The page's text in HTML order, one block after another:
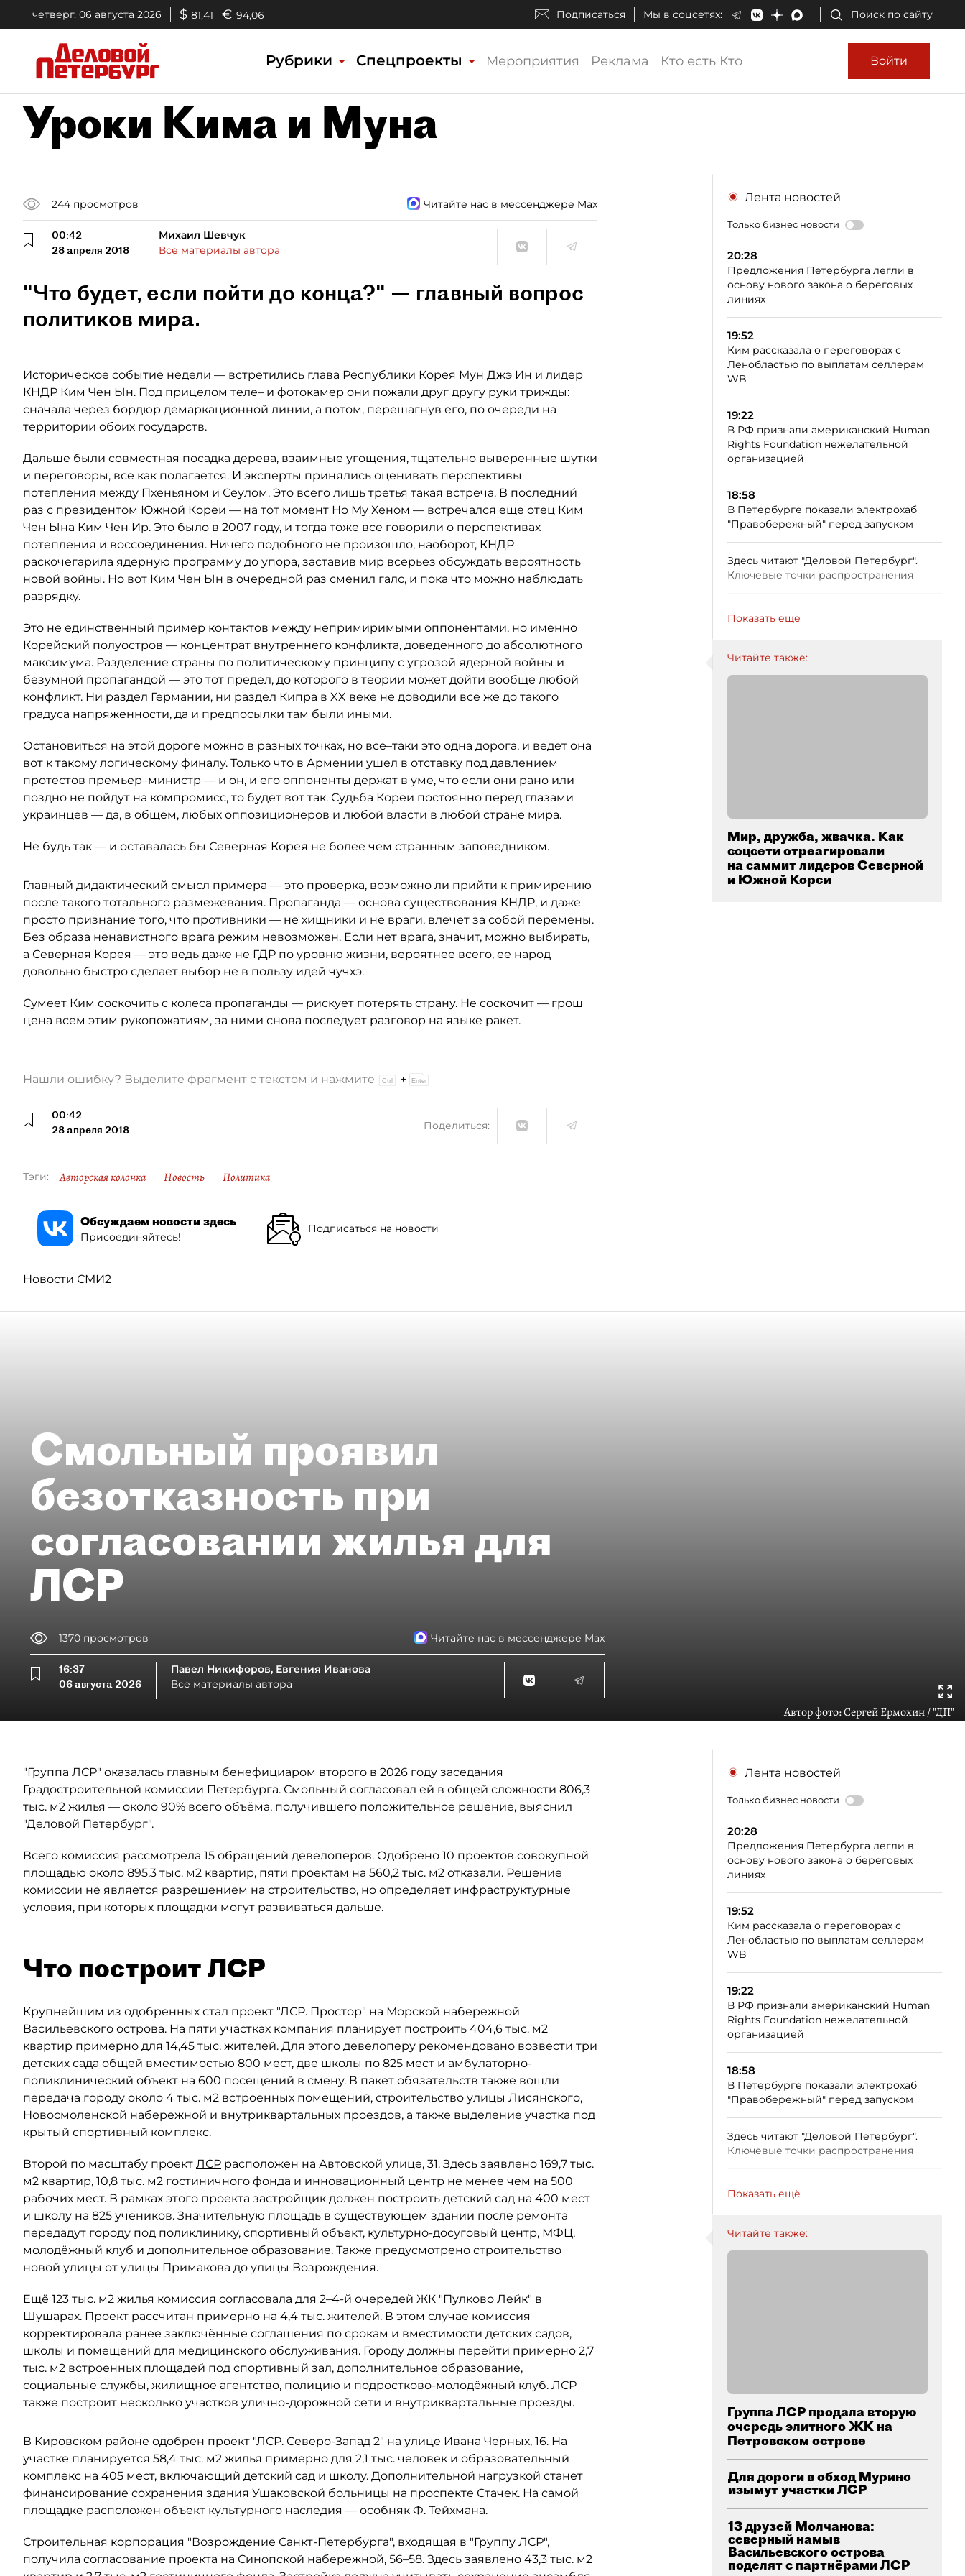
четверг, 06 августа 2026 $ 81,41 € 94,06 Подписаться Мы в соцсетях: Поиск по сайту
Рубрики Спецпроекты Мероприятия Реклама Кто есть Кто Войти
Уроки Кима и Муна
244 просмотров Читайте нас в мессенджере Max
00:42
28 апреля 2018
Михаил Шевчук
Все материалы автора
"Что будет, если пойти до конца?" — главный вопрос
политиков мира.
Историческое событие недели — встретились глава Республики Корея Мун Джэ Ин и лидер
КНДР Ким Чен Ын. Под прицелом теле– и фотокамер они пожали друг другу руки трижды:
сначала через бордюр демаркационной линии, а потом, перешагнув его, по очереди на
территории обоих государств.
Дальше были совместная посадка дерева, взаимные угощения, тщательно выверенные шутки
и переговоры, все как полагается. И эксперты принялись оценивать перспективы
потепления между Пхеньяном и Сеулом. Это всего лишь третья такая встреча. В последний
раз с президентом Южной Кореи — на тот момент Но Му Хеном — встречался еще отец Ким
Чен Ына Ким Чен Ир. Это было в 2007 году, и тогда тоже все говорили о перспективах
потепления и воссоединения. Ничего подобного не произошло, наоборот, КНДР
раскочегарила ядерную программу до упора, заставив мир всерьез обсуждать вероятность
новой войны. Но вот Ким Чен Ын в очередной раз сменил галс, и пока что можно наблюдать
разрядку.
Это не единственный пример контактов между непримиримыми оппонентами, но именно
Корейский полуостров — концентрат внутреннего конфликта, доведенного до абсолютного
максимума. Разделение страны по политическому принципу с угрозой ядерной войны и
безумной пропагандой — это тот предел, до которого в теории может дойти вообще любой
конфликт. Ни раздел Германии, ни раздел Кипра в XX веке не доводили все же до такого
градуса напряженности, да и предпосылки там были иными.
Остановиться на этой дороге можно в разных точках, но все–таки это одна дорога, и ведет она
вот к такому логическому финалу. Только что в Армении ушел в отставку под давлением
протестов премьер–министр — и он, и его оппоненты держат в уме, что если они рано или
поздно не пойдут на компромисс, то будет вот так. Судьба Кореи постоянно перед глазами
украинцев — да, в общем, любых оппозиционеров и любой власти в любой стране мира.
Не будь так — и оставалась бы Северная Корея не более чем странным заповедником.
Главный дидактический смысл примера — это проверка, возможно ли прийти к примирению
после такого тотального размежевания. Пропаганда — основа существования КНДР, и даже
просто признание того, что противники — не хищники и не враги, влечет за собой перемены.
Без образа ненавистного врага режим невозможен. Если нет врага, значит, можно выбирать,
а Северная Корея — это ведь даже не ГДР по уровню жизни, вероятнее всего, ее народ
довольно быстро сделает выбор не в пользу идей чучхэ.
Сумеет Ким соскочить с колеса пропаганды — рискует потерять страну. Не соскочит — грош
цена всем этим рукопожатиям, за ними снова последует разговор на языке ракет.
Лента новостей
Только бизнес новости
20:28
Предложения Петербурга легли в
основу нового закона о береговых
линиях
19:52
Ким рассказала о переговорах с
Ленобластью по выплатам селлерам
WB
19:22
В РФ признали американский Human
Rights Foundation нежелательной
организацией
18:58
В Петербурге показали электрохаб
"Правобережный" перед запуском
Здесь читают "Деловой Петербург".
Ключевые точки распространения
Показать ещё
Читайте также:
Мир, дружба, жвачка. Как
соцсети отреагировали
на саммит лидеров Северной
и Южной Кореи
Нашли ошибку? Выделите фрагмент с текстом и нажмите +
00:42
28 апреля 2018
Поделиться:
Тэги: Авторская колонка Новость Политика
Обсуждаем новости здесь
Присоединяйтесь!
Подписаться на новости
Новости СМИ2
Смольный проявил
безотказность при
согласовании жилья для
ЛСР
1370 просмотров Читайте нас в мессенджере Max
16:37
06 августа 2026
Павел Никифоров, Евгения Иванова
Все материалы автора
Автор фото:Сергей Ермохин / "ДП"
"Группа ЛСР" оказалась главным бенефициаром второго в 2026 году заседания
Градостроительной комиссии Петербурга. Смольный согласовал ей в общей сложности 806,3
тыс. м2 жилья — около 90% всего объёма, получившего положительное решение, выяснил
"Деловой Петербург".
Всего комиссия рассмотрела 15 обращений девелоперов. Одобрено 10 проектов совокупной
площадью около 895,3 тыс. м2 квартир, пяти проектам на 560,2 тыс. м2 отказали. Решение
комиссии не является разрешением на строительство, но определяет инфраструктурные
условия, при которых площадки могут развиваться дальше.
Что построит ЛСР
Крупнейшим из одобренных стал проект "ЛСР. Простор" на Морской набережной
Васильевского острова. На пяти участках компания планирует построить 404,6 тыс. м2
квартир примерно для 14,45 тыс. жителей. Для этого девелоперу рекомендовано возвести три
детских сада общей вместимостью 800 мест, две школы по 825 мест и амбулаторно-
поликлинический объект на 600 посещений в смену. В пакет обязательств также вошли
передача городу около 4 тыс. м2 встроенных помещений, строительство улицы Лисянского,
Новосмоленской набережной и внутриквартальных проездов, а также выделение участка под
крытый спортивный комплекс.
Второй по масштабу проект ЛСР расположен на Автовской улице, 31. Здесь заявлено 169,7 тыс.
м2 квартир, 10,8 тыс. м2 гостиничного фонда и инновационный центр не менее чем на 500
рабочих мест. В рамках этого проекта застройщик должен построить детский сад на 400 мест
и школу на 825 учеников. Значительную площадь в существующем здании после ремонта
передадут городу под поликлинику, спортивный объект, культурно-досуговый центр, МФЦ,
молодёжный клуб и дополнительное образование. Также предусмотрено строительство
новой улицы от улицы Примакова до улицы Возрождения.
Ещё 123 тыс. м2 жилья комиссия согласовала для 2–4-й очередей ЖК "Пулково Лейк" в
Шушарах. Проект рассчитан примерно на 4,4 тыс. жителей. В этом случае комиссия
корректировала ранее заключённые соглашения по срокам и вместимости детских садов,
школы и помещений для медицинского обслуживания. Городу должны перейти примерно 2,7
тыс. м2 встроенных площадей под спортивный зал, дополнительное образование,
социальные службы, жилищное агентство, полицию и подростково-молодёжный клуб. ЛСР
также построит несколько участков улично-дорожной сети и внутриквартальные проезды.
В Кировском районе одобрен проект "ЛСР. Северо-Запад 2" на улице Ивана Черных, 16. На
участке планируется 58,4 тыс. м2 жилья примерно для 2,1 тыс. человек и образовательный
комплекс на 405 мест, включающий детский сад и школу. Дополнительной нагрузкой станет
финансирование сохранения здания Ушаковской больницы на проспекте Стачек. На самой
площадке расположен объект культурного наследия — особняк Ф. Тейхмана.
Строительная корпорация "Возрождение Санкт-Петербурга", входящая в "Группу ЛСР",
получила согласование проекта на Синопской набережной, 56–58. Здесь заявлено 43,3 тыс. м2
Лента новостей
Только бизнес новости
20:28
Предложения Петербурга легли в
основу нового закона о береговых
линиях
19:52
Ким рассказала о переговорах с
Ленобластью по выплатам селлерам
WB
19:22
В РФ признали американский Human
Rights Foundation нежелательной
организацией
18:58
В Петербурге показали электрохаб
"Правобережный" перед запуском
Здесь читают "Деловой Петербург".
Ключевые точки распространения
Показать ещё
Читайте также:
Группа ЛСР продала вторую
очередь элитного ЖК на
Петровском острове
Для дороги в обход Мурино
изымут участки ЛСР
13 друзей Молчанова:
северный намыв
Васильевского острова
поделят с партнёрами ЛСР